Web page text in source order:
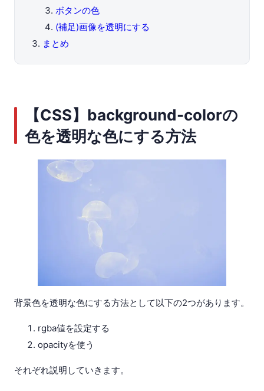
ボタンの色
(補足)画像を透明にする
まとめ
【CSS】background-colorの
色を透明な色にする方法
背景色を透明な色にする方法として以下の2つがあります。
rgba値を設定する
opacityを使う
それぞれ説明していきます。